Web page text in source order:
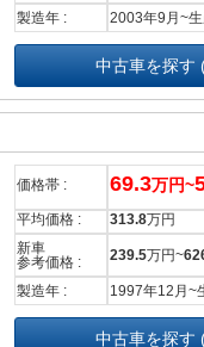
製造年 : 2003年9月~
中古車を探す
価格帯 : 69.3万円~
平均価格 : 313.8万円
新車
参考価格 :
239.5万円~
製造年 : 1997年12月~
中古車を探す